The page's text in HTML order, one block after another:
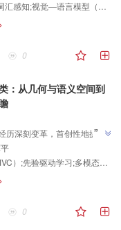
图像智能解译领域的研究进
集构建策略与预训练架构演
游任务应用范式，深入探讨
，为推动遥感智能解译迈向
—语言模型（VLM）;零样本学习;智能解译
0
：从几何与语义空间到
历深刻变革，首创性地提出
年发展脉络进行了系统性
的理论创新与工程实践提供
”
多模态大模型（LMMs）;几何结构;语义协同;认知对齐;综述
0